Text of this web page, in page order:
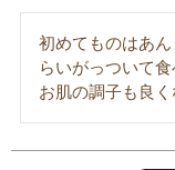
初めてものはあ
らいがっついて
お肌の調子も良